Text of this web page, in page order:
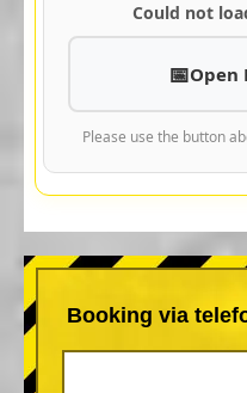
Could not
Open
Please use the button
Booking via